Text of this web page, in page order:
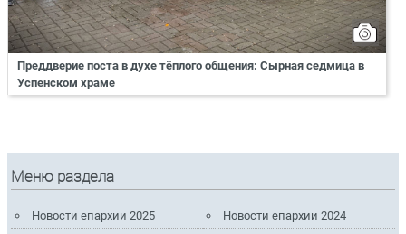
Преддверие поста в духе тёплого общения: Сырная седмица в
Успенском храме
Меню раздела
Новости епархии 2025
Новости епархии 2024